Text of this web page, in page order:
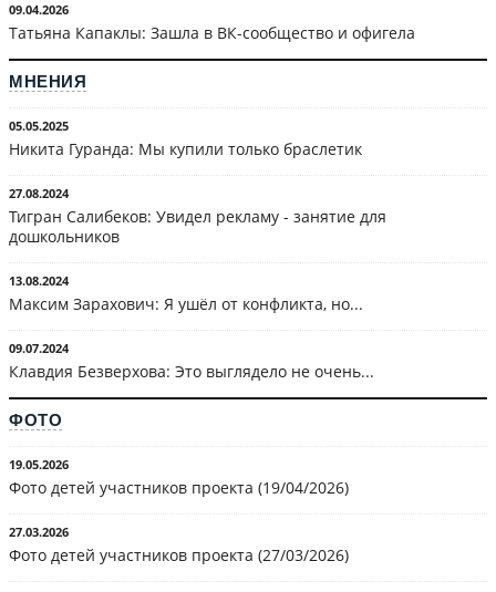
09.04.2026
Татьяна Капаклы: Зашла в ВК-сообщество и офигела
МНЕНИЯ
05.05.2025
Никита Гуранда: Мы купили только браслетик
27.08.2024
Тигран Салибеков: Увидел рекламу - занятие для
дошкольников
13.08.2024
Максим Зарахович: Я ушёл от конфликта, но...
09.07.2024
Клавдия Безверхова: Это выглядело не очень...
ФОТО
19.05.2026
Фото детей участников проекта (19/04/2026)
27.03.2026
Фото детей участников проекта (27/03/2026)